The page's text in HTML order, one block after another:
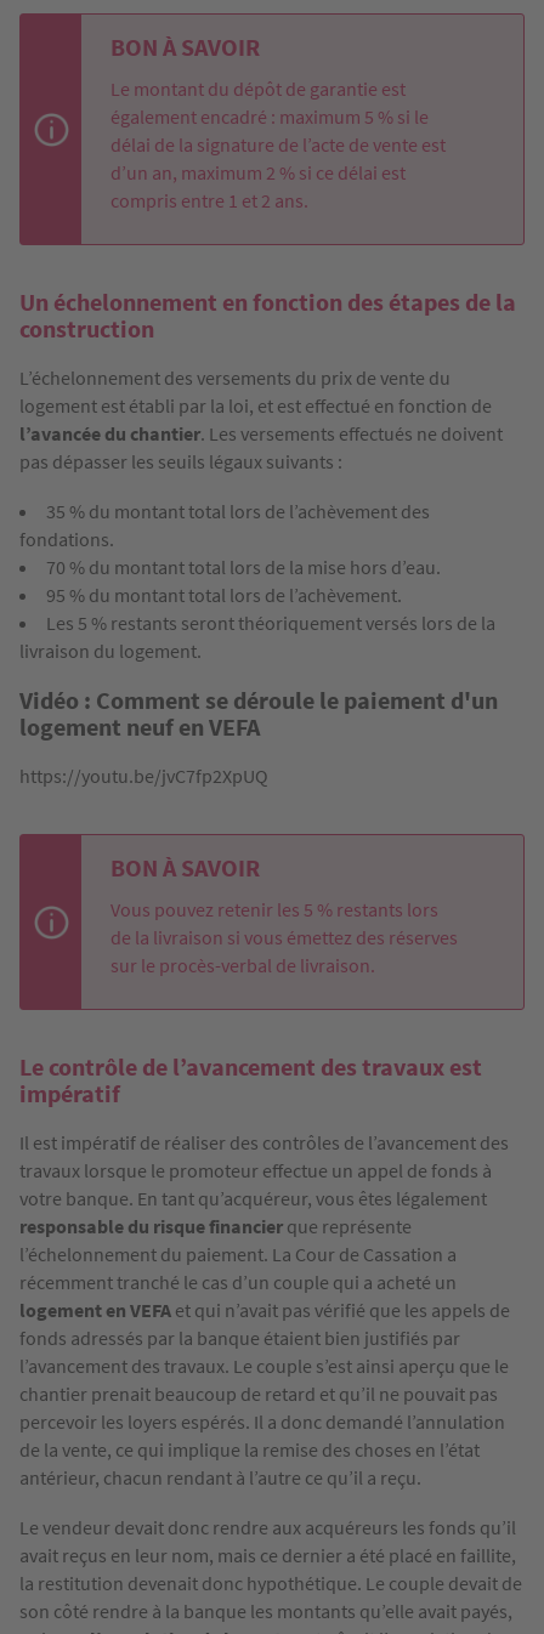
BON À SAVOIR
Le montant du dépôt de garantie est
également encadré : maximum 5 % si le
délai de la signature de l’acte de vente est
d’un an, maximum 2 % si ce délai est
compris entre 1 et 2 ans.
Un échelonnement en fonction des étapes de la
construction
L’échelonnement des versements du prix de vente du
logement est établi par la loi, et est effectué en fonction de
l’avancée du chantier. Les versements effectués ne doivent
pas dépasser les seuils légaux suivants :
35 % du montant total lors de l’achèvement des
fondations.
70 % du montant total lors de la mise hors d’eau.
95 % du montant total lors de l’achèvement.
Les 5 % restants seront théoriquement versés lors de la
livraison du logement.
Vidéo : Comment se déroule le paiement d'un
logement neuf en VEFA
https://youtu.be/jvC7fp2XpUQ
BON À SAVOIR
Vous pouvez retenir les 5 % restants lors
de la livraison si vous émettez des réserves
sur le procès-verbal de livraison.
Le contrôle de l’avancement des travaux est
impératif
Il est impératif de réaliser des contrôles de l’avancement des
travaux lorsque le promoteur effectue un appel de fonds à
votre banque. En tant qu’acquéreur, vous êtes légalement
responsable du risque financier que représente
l’échelonnement du paiement. La Cour de Cassation a
récemment tranché le cas d’un couple qui a acheté un
logement en VEFA et qui n’avait pas vérifié que les appels de
fonds adressés par la banque étaient bien justifiés par
l’avancement des travaux. Le couple s’est ainsi aperçu que le
chantier prenait beaucoup de retard et qu’il ne pouvait pas
percevoir les loyers espérés. Il a donc demandé l’annulation
de la vente, ce qui implique la remise des choses en l’état
antérieur, chacun rendant à l’autre ce qu’il a reçu.
Le vendeur devait donc rendre aux acquéreurs les fonds qu’il
avait reçus en leur nom, mais ce dernier a été placé en faillite,
la restitution devenait donc hypothétique. Le couple devait de
son côté rendre à la banque les montants qu’elle avait payés,